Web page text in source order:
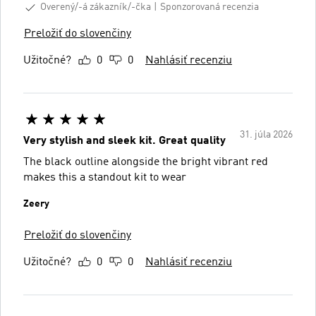
Overený/-á zákazník/-čka
Sponzorovaná recenzia
Preložiť do slovenčiny
Užitočné? 0 0 Nahlásiť recenziu
31. júla 2026
Very stylish and sleek kit. Great quality
The black outline alongside the bright vibrant red
makes this a standout kit to wear
Zeery
Preložiť do slovenčiny
Užitočné? 0 0 Nahlásiť recenziu